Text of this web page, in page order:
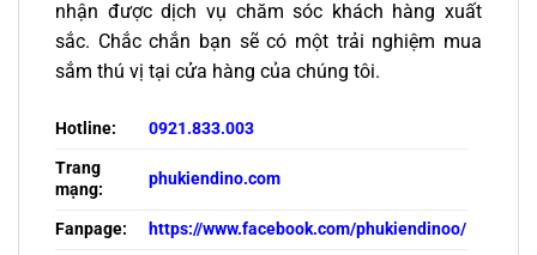
nhận được dịch vụ chăm sóc khách hàng xuất
sắc. Chắc chắn bạn sẽ có một trải nghiệm mua
sắm thú vị tại cửa hàng của chúng tôi.
Hotline:
0921.833.003
Trang
mạng:
phukiendino.com
Fanpage: https://www.facebook.com/phukiendinoo/